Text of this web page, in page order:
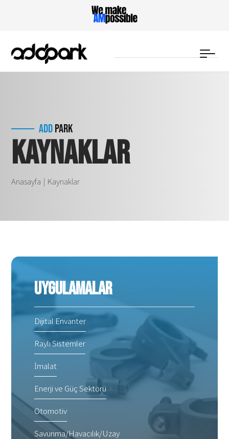
ADDPARK
Kaynaklar
Anasayfa Kaynaklar
Uygulamalar
Dijital Envanter
Raylı Sistemler
İmalat
Enerji ve Güç Sektörü
Otomotiv
Savunma/Havacılık/Uzay